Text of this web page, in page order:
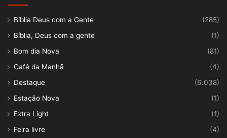
Bíblia Deus com a Gente
(285)
Bíblia, Deus com a gente
(1)
Bom dia Nova
(81)
Café da Manhã
(4)
Destaque
(6.038)
Estação Nova
(1)
Extra Light
(1)
Feira livre
(4)